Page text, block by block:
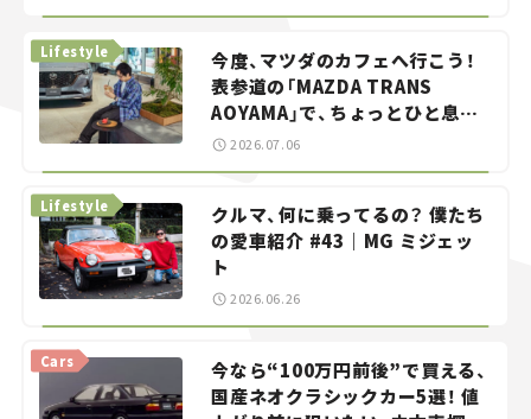
今度、マツダのカフェへ行こう！
表参道の「MAZDA TRANS
AOYAMA」で、ちょっとひと息。
——連載｜CCGとクルマでどうす
Lifestyle
2026.07.06
クルマ、何に乗ってるの？ 僕たち
の愛車紹介 #43｜MG ミジェッ
ト
Lifestyle
2026.06.26
今なら“100万円前後”で買える、
国産ネオクラシックカー5選！ 値
Cars